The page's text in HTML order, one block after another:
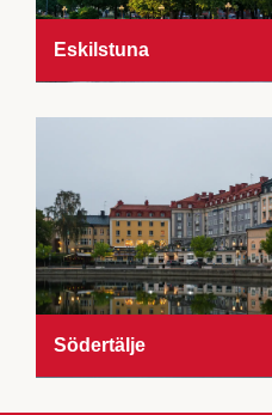
Eskilstuna
Södertälje